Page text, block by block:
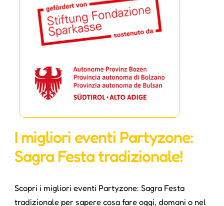
I migliori eventi Partyzone:
Sagra Festa tradizionale!
Scopri i migliori eventi Partyzone: Sagra Festa
tradizionale per sapere cosa fare oggi, domani o nel